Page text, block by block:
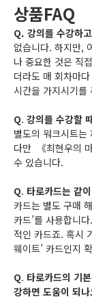
상품FAQ
Q. 강의를 수강하
없습니다. 하지만,
나 중요한 것은 직
더라도 매 회차마
시간을 가지시기를
Q. 강의를 수강할
별도의 워크시트는
다만 《최현우의
수 있습니다.
Q. 타로카드는 같
카드는 별도 구매
카드’를 사용합니
적인 카드죠. 혹시
웨이트’ 카드인지
Q. 타로카드의 기
강하면 도움이 되